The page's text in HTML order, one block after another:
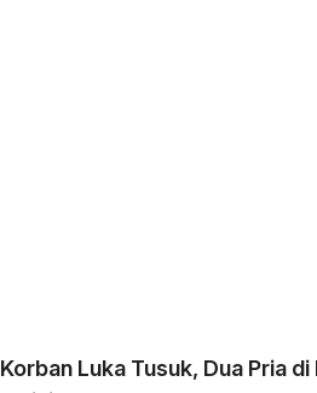
Korban Luka Tusuk, Dua Pria